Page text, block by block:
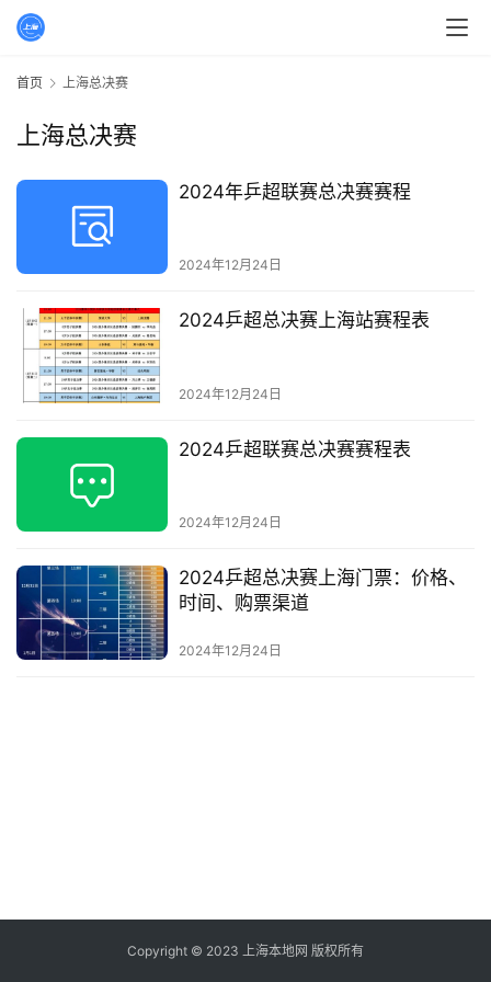
首页 上海总决赛
上海总决赛
2024年乒超联赛总决赛赛程
2024年12月24日
2024乒超总决赛上海站赛程表
2024年12月24日
2024乒超联赛总决赛赛程表
2024年12月24日
2024乒超总决赛上海门票：价格、
时间、购票渠道
2024年12月24日
Copyright © 2023 上海本地网 版权所有